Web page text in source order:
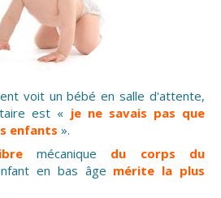
voit un bébé en salle d'attente,
est « je ne savais pas que
enfants ».
mécanique du corps du
en bas âge mérite la plus